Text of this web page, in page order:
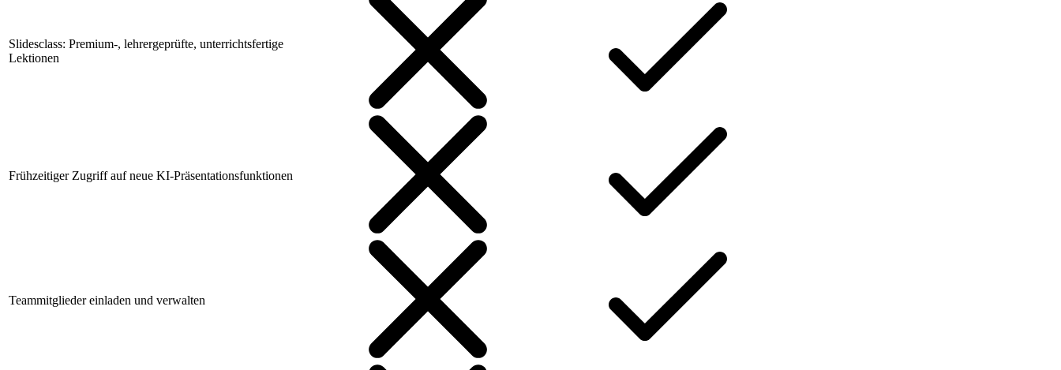
Slidesclass: Premium-, lehrergeprüfte, unterrichtsfertige
Lektionen
Frühzeitiger Zugriff auf neue KI-Präsentationsfunktionen
Teammitglieder einladen und verwalten